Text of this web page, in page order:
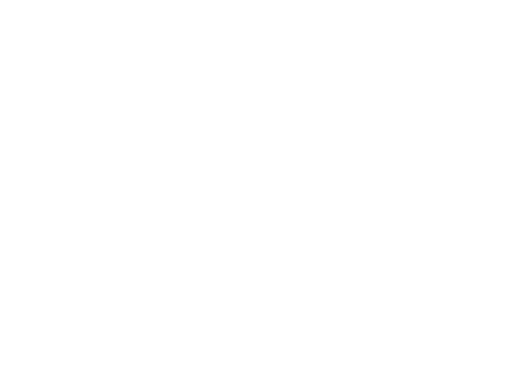
oder
online stellen.
enthält nur Daten über Privatpersonen. Auskünfte
dem Gewerberegister.
wird der gesuchten Person mitgeteilt.
aufgrund eines rechtlichen Interesses möglich,